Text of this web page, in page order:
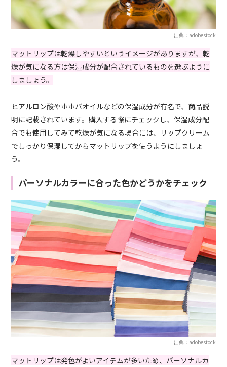
出典：adobestock
マットリップは乾燥しやすいというイメージがありますが、乾
燥が気になる方は保湿成分が配合されているものを選ぶように
しましょう。
ヒアルロン酸やホホバオイルなどの保湿成分が有名で、商品説
明に記載されています。購入する際にチェックし、保湿成分配
合でも使用してみて乾燥が気になる場合には、リップクリーム
でしっかり保湿してからマットリップを使うようにしましょ
う。
パーソナルカラーに合った色かどうかをチェック
出典：adobestock
マットリップは発色がよいアイテムが多いため、パーソナルカ